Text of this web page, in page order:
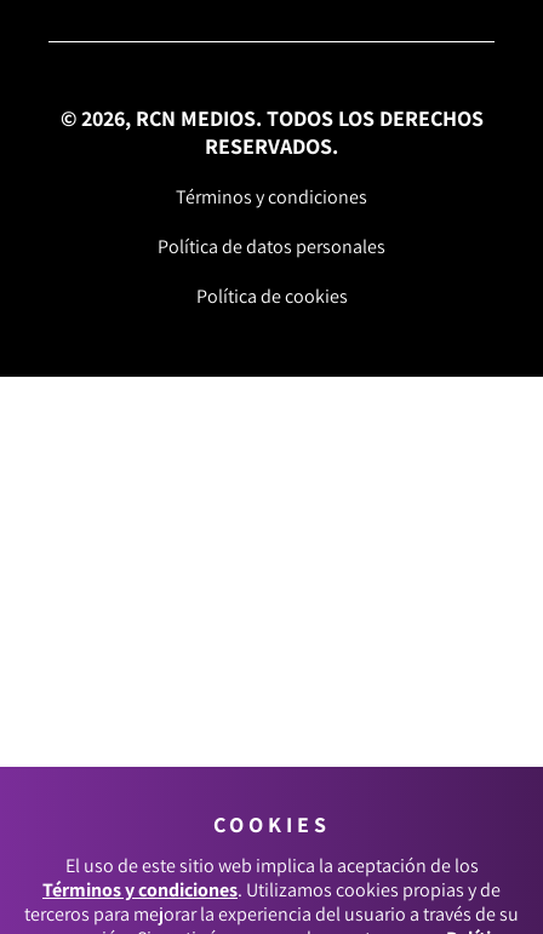
© 2026, RCN MEDIOS. TODOS LOS DERECHOS
RESERVADOS.
Términos y condiciones
Política de datos personales
Política de cookies
COOKIES
El uso de este sitio web implica la aceptación de los
Términos y condiciones. Utilizamos cookies propias y de
terceros para mejorar la experiencia del usuario a través de su